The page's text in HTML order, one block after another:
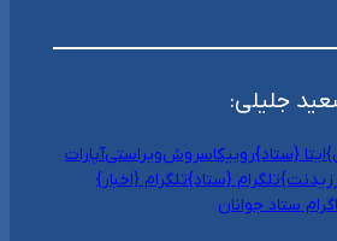
جلیلی:
ایتا {ستاد}روبیکاسروشویراستیآپارات
تلگرام {ستاد}تلگرام {اخبار}
ستاد جوانان